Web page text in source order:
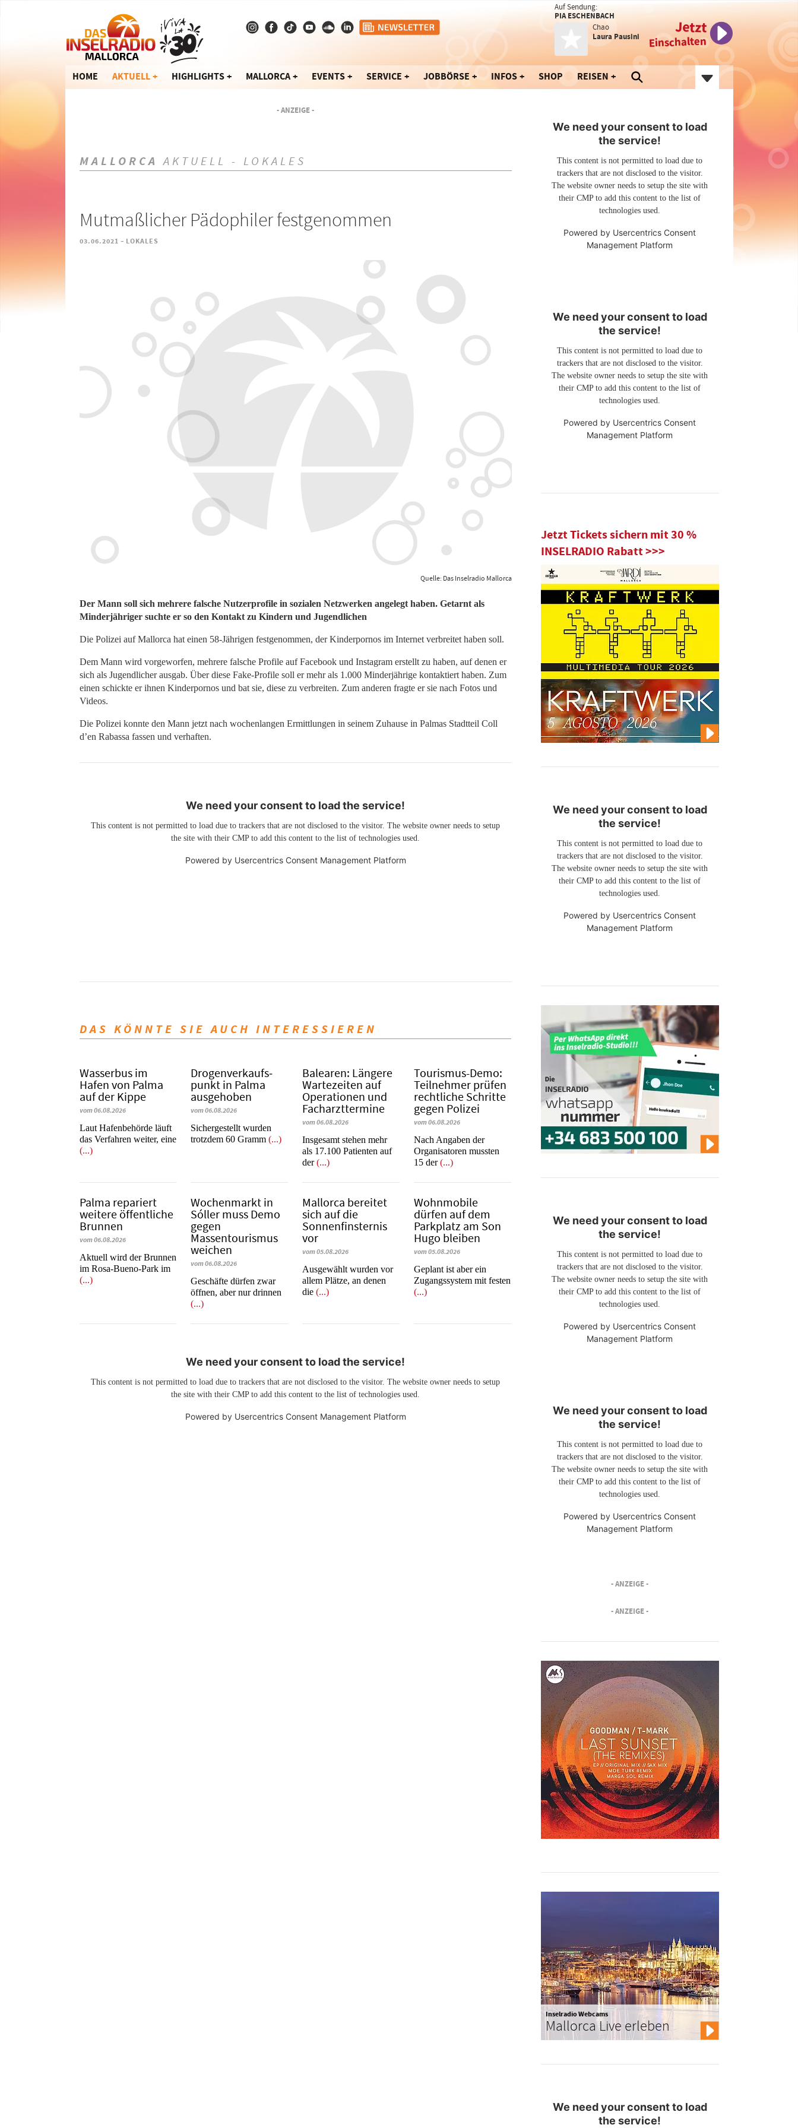
Auf Sendung:
PIA ESCHENBACH
Chao
Laura Pausini
Jetzt
Einschalten
HOME AKTUELL HIGHLIGHTS MALLORCA EVENTS SERVICE JOBBÖRSE INFOS SHOP REISEN
- ANZEIGE -
MALLORCA AKTUELL - LOKALES
Mutmaßlicher Pädophiler festgenommen
03.06.2021 - LOKALES
Quelle: Das Inselradio Mallorca
Der Mann soll sich mehrere falsche Nutzerprofile in sozialen Netzwerken angelegt haben. Getarnt als
Minderjähriger suchte er so den Kontakt zu Kindern und Jugendlichen
Die Polizei auf Mallorca hat einen 58-Jährigen festgenommen, der Kinderpornos im Internet verbreitet haben soll.
Dem Mann wird vorgeworfen, mehrere falsche Profile auf Facebook und Instagram erstellt zu haben, auf denen er
sich als Jugendlicher ausgab. Über diese Fake-Profile soll er mehr als 1.000 Minderjährige kontaktiert haben. Zum
einen schickte er ihnen Kinderpornos und bat sie, diese zu verbreiten. Zum anderen fragte er sie nach Fotos und
Videos.
Die Polizei konnte den Mann jetzt nach wochenlangen Ermittlungen in seinem Zuhause in Palmas Stadtteil Coll
d’en Rabassa fassen und verhaften.
We need your consent to load the service!
This content is not permitted to load due to trackers that are not disclosed to the visitor. The website owner needs to setup
the site with their CMP to add this content to the list of technologies used.
Powered by Usercentrics Consent Management Platform
DAS KÖNNTE SIE AUCH INTERESSIEREN
Wasserbus im
Hafen von Palma
auf der Kippe
vom 06.08.2026
Laut Hafenbehörde läuft
das Verfahren weiter, eine
(...)
Dro­gen­ver­kaufs­
punkt in Palma
ausgehoben
vom 06.08.2026
​​​​​​​Sichergestellt wurden
trotzdem 60 Gramm(...)
Balearen: Längere
Wartezeiten auf
Operationen und
Facharzttermine
vom 06.08.2026
Insgesamt stehen mehr
als 17.100 Patienten auf
der(...)
Tourismus-Demo:
Teilnehmer prüfen
rechtliche Schritte
gegen Polizei
vom 06.08.2026
Nach Angaben der
Organisatoren mussten
15 der(...)
Palma repariert
weitere öffentliche
Brunnen
vom 06.08.2026
Aktuell wird der Brunnen
im Rosa-Bueno-Park im
(...)
Wochenmarkt in
Sóller muss Demo
gegen
Massentourismus
weichen
vom 06.08.2026
Geschäfte dürfen zwar
öffnen, aber nur drinnen
(...)
Mallorca bereitet
sich auf die
Sonnenfinsternis
vor
vom 05.08.2026
Ausgewählt wurden vor
allem Plätze, an denen
die(...)
Wohnmobile
dürfen auf dem
Parkplatz am Son
Hugo bleiben
vom 05.08.2026
Geplant ist aber ein
Zugangssystem mit festen
(...)
We need your consent to load the service!
This content is not permitted to load due to trackers that are not disclosed to the visitor. The website owner needs to setup
the site with their CMP to add this content to the list of technologies used.
Powered by Usercentrics Consent Management Platform
We need your consent to load
the service!
This content is not permitted to load due to
trackers that are not disclosed to the visitor.
The website owner needs to setup the site with
their CMP to add this content to the list of
technologies used.
Powered by Usercentrics Consent
Management Platform
We need your consent to load
the service!
This content is not permitted to load due to
trackers that are not disclosed to the visitor.
The website owner needs to setup the site with
their CMP to add this content to the list of
technologies used.
Powered by Usercentrics Consent
Management Platform
Jetzt Tickets sichern mit 30 %
INSELRADIO Rabatt >>>
We need your consent to load
the service!
This content is not permitted to load due to
trackers that are not disclosed to the visitor.
The website owner needs to setup the site with
their CMP to add this content to the list of
technologies used.
Powered by Usercentrics Consent
Management Platform
We need your consent to load
the service!
This content is not permitted to load due to
trackers that are not disclosed to the visitor.
The website owner needs to setup the site with
their CMP to add this content to the list of
technologies used.
Powered by Usercentrics Consent
Management Platform
We need your consent to load
the service!
This content is not permitted to load due to
trackers that are not disclosed to the visitor.
The website owner needs to setup the site with
their CMP to add this content to the list of
technologies used.
Powered by Usercentrics Consent
Management Platform
- ANZEIGE -
- ANZEIGE -
Inselradio Webcams
Mallorca Live erleben
We need your consent to load
the service!